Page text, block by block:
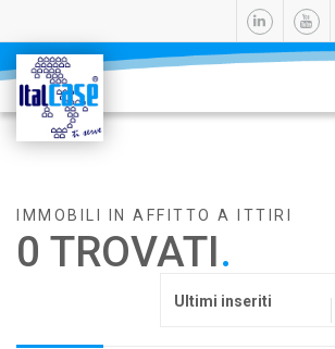
IMMOBILI IN AFFITTO A ITTIRI
0 TROVATI.
Ultimi inseriti